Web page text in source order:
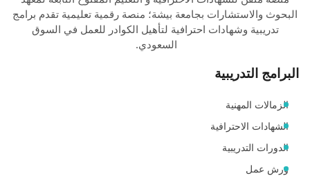
البحوث والاستشارات بجامعة بيشة؛ منصة رقمية تعليمية تقدم برامج
تدريبية وشهادات احترافية لتأهيل الكوادر للعمل في السوق
السعودي.
البرامج التدريبية
الزمالات المهنية
الشهادات الاحترافية
الدورات التدريبية
ورش عمل